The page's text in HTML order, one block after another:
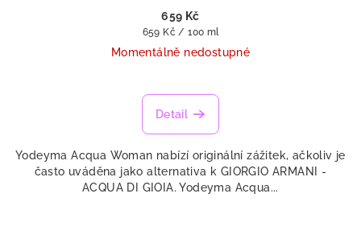
659 Kč
Měrná
cena:
659 Kč / 100 ml
Momentálně nedostupné
Detail
Yodeyma Acqua Woman nabízí originální zážitek, ačkoliv je
často uváděna jako alternativa k GIORGIO ARMANI -
ACQUA DI GIOIA. Yodeyma Acqua...